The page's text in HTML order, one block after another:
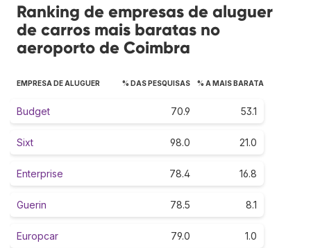
Ranking de empresas de aluguer
de carros mais baratas no
aeroporto de Coimbra
EMPRESA DE ALUGUER % DAS PESQUISAS % A MAIS BARATA
Budget 70.9 53.1
Sixt 98.0 21.0
Enterprise 78.4 16.8
Guerin 78.5 8.1
Europcar 79.0 1.0